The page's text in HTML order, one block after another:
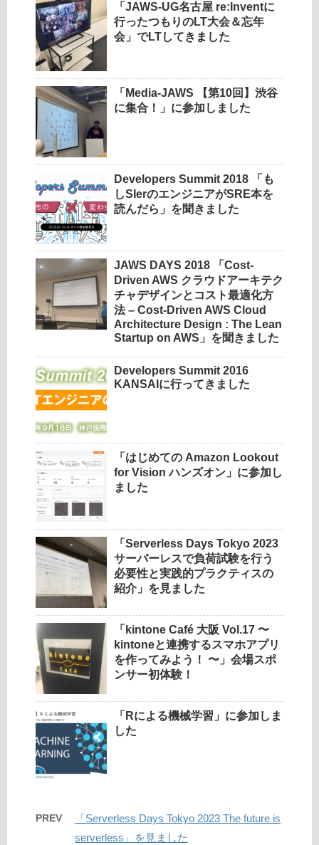
「JAWS-UG名古屋 re:Inventに
行ったつもりのLT大会＆忘年
会」でLTしてきました
「Media-JAWS 【第10回】渋谷
に集合！」に参加しました
Developers Summit 2018 「も
しSIerのエンジニアがSRE本を
読んだら」を聞きました
JAWS DAYS 2018 「Cost-
Driven AWS クラウドアーキテク
チャデザインとコスト最適化方
法 – Cost-Driven AWS Cloud
Architecture Design : The Lean
Startup on AWS」を聞きました
Developers Summit 2016
KANSAIに行ってきました
「はじめての Amazon Lookout
for Vision ハンズオン」に参加し
ました
「Serverless Days Tokyo 2023
サーバーレスで負荷試験を行う
必要性と実践的プラクティスの
紹介」を見ました
「kintone Café 大阪 Vol.17 〜
kintoneと連携するスマホアプリ
を作ってみよう！ 〜」会場スポ
ンサー初体験！
「Rによる機械学習」に参加しま
した
PREV
「Serverless Days Tokyo 2023 The future is
serverless」を見ました